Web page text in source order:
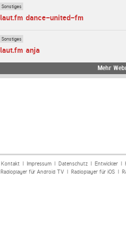
Sonstiges
laut.fm dance-united-fm
Sonstiges
laut.fm anja
Mehr
Kontakt| Impressum| Datenschutz| Entwickler|
Radioplayer für Android TV| Radioplayer für iOS|